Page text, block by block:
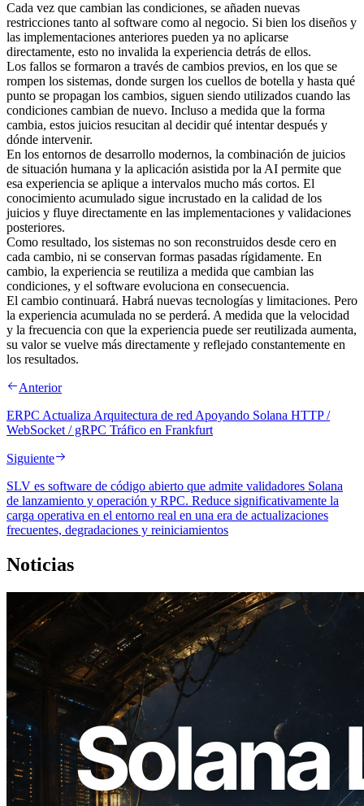
Cada vez que cambian las condiciones, se añaden nuevas
restricciones tanto al software como al negocio. Si bien los diseños y
las implementaciones anteriores pueden ya no aplicarse
directamente, esto no invalida la experiencia detrás de ellos.
Los fallos se formaron a través de cambios previos, en los que se
rompen los sistemas, donde surgen los cuellos de botella y hasta qué
punto se propagan los cambios, siguen siendo utilizados cuando las
condiciones cambian de nuevo. Incluso a medida que la forma
cambia, estos juicios resucitan al decidir qué intentar después y
dónde intervenir.
En los entornos de desarrollo modernos, la combinación de juicios
de situación humana y la aplicación asistida por la AI permite que
esa experiencia se aplique a intervalos mucho más cortos. El
conocimiento acumulado sigue incrustado en la calidad de los
juicios y fluye directamente en las implementaciones y validaciones
posteriores.
Como resultado, los sistemas no son reconstruidos desde cero en
cada cambio, ni se conservan formas pasadas rígidamente. En
cambio, la experiencia se reutiliza a medida que cambian las
condiciones, y el software evoluciona en consecuencia.
El cambio continuará. Habrá nuevas tecnologías y limitaciones. Pero
la experiencia acumulada no se perderá. A medida que la velocidad
y la frecuencia con que la experiencia puede ser reutilizada aumenta,
su valor se vuelve más directamente y reflejado constantemente en
los resultados.
Anterior
ERPC Actualiza Arquitectura de red Apoyando Solana HTTP /
WebSocket / gRPC Tráfico en Frankfurt
Siguiente
SLV es software de código abierto que admite validadores Solana
de lanzamiento y operación y RPC. Reduce significativamente la
carga operativa en el entorno real en una era de actualizaciones
frecuentes, degradaciones y reiniciamientos
Noticias
2026.08.05